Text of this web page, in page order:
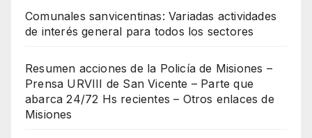
Comunales sanvicentinas: Variadas actividades
de interés general para todos los sectores
Resumen acciones de la Policía de Misiones –
Prensa URVIII de San Vicente – Parte que
abarca 24/72 Hs recientes – Otros enlaces de
Misiones